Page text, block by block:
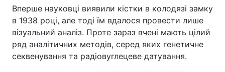
Вперше науковці виявили кістки в колодязі замку
в 1938 році, але тоді їм вдалося провести лише
візуальний аналіз. Проте зараз вчені мають цілий
ряд аналітичних методів, серед яких генетичне
секвенування та радіовуглецеве датування.